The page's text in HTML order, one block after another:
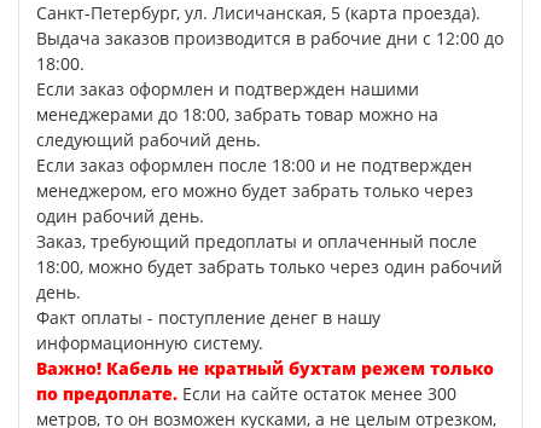
Санкт-Петербург, ул. Лисичанская, 5 (карта проезда).
Выдача заказов производится в рабочие дни с 12:00 до
18:00.
Если заказ оформлен и подтвержден нашими
менеджерами до 18:00, забрать товар можно на
следующий рабочий день.
Если заказ оформлен после 18:00 и не подтвержден
менеджером, его можно будет забрать только через
один рабочий день.
Заказ, требующий предоплаты и оплаченный после
18:00, можно будет забрать только через один рабочий
день.
Факт оплаты - поступление денег в нашу
информационную систему.
Важно! Кабель не кратный бухтам режем только
по предоплате. Если на сайте остаток менее 300
метров, то он возможен кусками, а не целым отрезком,